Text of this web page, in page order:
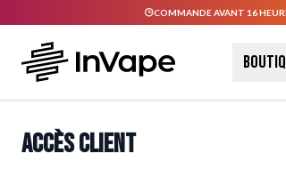
COMMANDE AVANT 16
Accès client